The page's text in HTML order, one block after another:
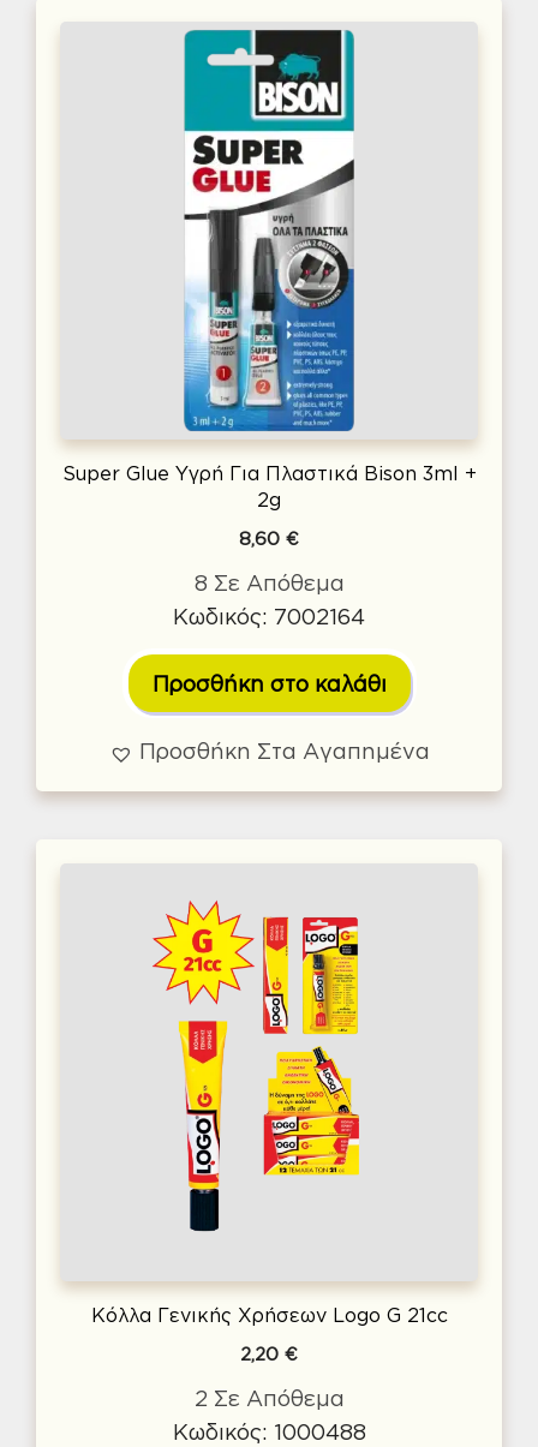
Super Glue Υγρή Για Πλαστικά Bison 3ml +
2g
8,60 €
8 Σε Απόθεμα
Κωδικός: 7002164
Προσθήκη στο καλάθι
Προσθήκη Στα Αγαπημένα
Κόλλα Γενικής Χρήσεων Logo G 21cc
2,20 €
2 Σε Απόθεμα
Κωδικός: 1000488